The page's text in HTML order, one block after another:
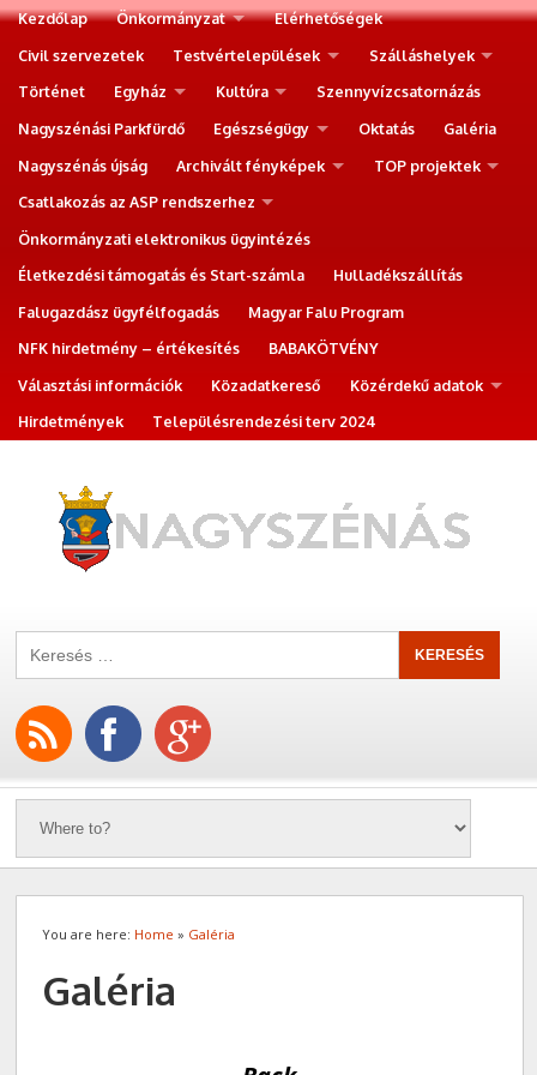
Kezdőlap Önkormányzat
Elérhetőségek
Civil szervezetek
Testvértelepülések
Szálláshelyek
Történet
Egyház Kultúra
Szennyvízcsatornázás
Nagyszénási Parkfürdő
Egészségügy Oktatás
Galéria
Nagyszénás újság
Archivált fényképek
TOP projektek
Csatlakozás az ASP rendszerhez
Önkormányzati elektronikus ügyintézés
Életkezdési támogatás és Start-számla
Hulladékszállítás
Falugazdász ügyfélfogadás
Magyar Falu Program
NFK hirdetmény – értékesítés
BABAKÖTVÉNY
Választási információk
Közadatkereső
Közérdekű adatok
Hirdetmények
Településrendezési terv 2024
You are here: Home » Galéria
Galéria